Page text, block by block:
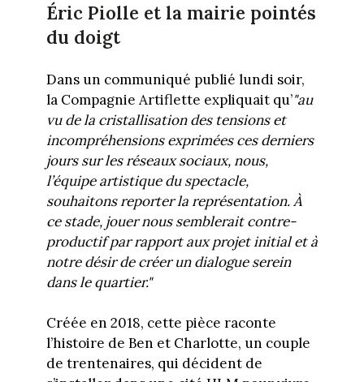
Éric Piolle et la mairie pointés
du doigt
Dans un communiqué publié lundi soir,
la Compagnie Artiflette expliquait qu’"au
vu de la cristallisation des tensions et
incompréhensions exprimées ces derniers
jours sur les réseaux sociaux, nous,
l’équipe artistique du spectacle,
souhaitons reporter la représentation. À
ce stade, jouer nous semblerait contre-
productif par rapport aux projet initial et à
notre désir de créer un dialogue serein
dans le quartier."
Créée en 2018, cette pièce raconte
l’histoire de Ben et Charlotte, un couple
de trentenaires, qui décident de